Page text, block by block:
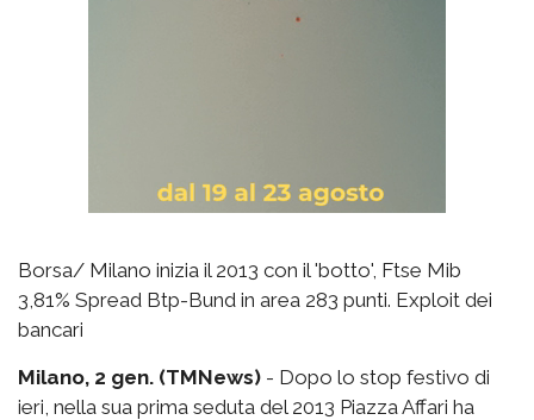
Borsa/ Milano inizia il 2013 con il 'botto', Ftse Mib
3,81% Spread Btp-Bund in area 283 punti. Exploit dei
bancari
Milano, 2 gen. (TMNews) - Dopo lo stop festivo di
ieri, nella sua prima seduta del 2013 Piazza Affari ha